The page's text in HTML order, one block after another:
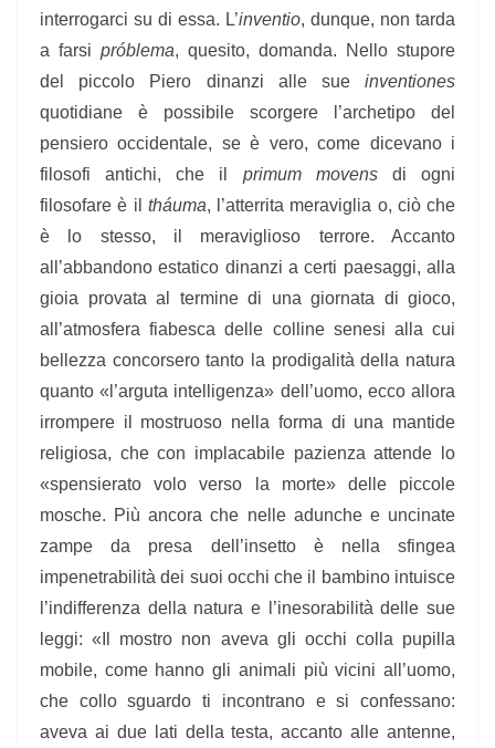
interrogarci su di essa. L’inventio, dunque, non tarda
a farsi próblema, quesito, domanda. Nello stupore
del piccolo Piero dinanzi alle sue inventiones
quotidiane è possibile scorgere l’archetipo del
pensiero occidentale, se è vero, come dicevano i
filosofi antichi, che il primum movensdi ogni
filosofare è il tháuma, l’atterrita meraviglia o, ciò che
è lo stesso, il meraviglioso terrore. Accanto
all’abbandono estatico dinanzi a certi paesaggi, alla
gioia provata al termine di una giornata di gioco,
all’atmosfera fiabesca delle colline senesi alla cui
bellezza concorsero tanto la prodigalità della natura
quanto «l’arguta intelligenza» dell’uomo, ecco allora
irrompere il mostruoso nella forma di una mantide
religiosa, che con implacabile pazienza attende lo
«spensierato volo verso la morte» delle piccole
mosche. Più ancora che nelle adunche e uncinate
zampe da presa dell’insetto è nella sfingea
impenetrabilità dei suoi occhi che il bambino intuisce
l’indifferenza della natura e l’inesorabilità delle sue
leggi: «Il mostro non aveva gli occhi colla pupilla
mobile, come hanno gli animali più vicini all’uomo,
che collo sguardo ti incontrano e si confessano:
aveva ai due lati della testa, accanto alle antenne,